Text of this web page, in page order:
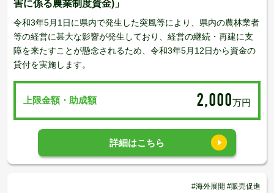
害に係る農業制度資金)」
令和3年5月1日に県内で発生した突風等により、県内の農林業者
等の経営に甚大な影響が発生しており、経営の継続・再建に支
障を来たすことが懸念されるため、令和3年5月12日から資金の
貸付を実施します。
上限金額・助成額 2,000万円
詳細はこちら
#海外展開 #販売促進